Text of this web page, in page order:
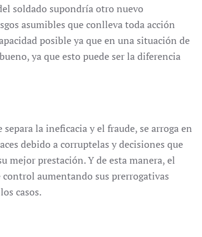
soldado supondría otro nuevo
asumibles que conlleva toda acción
posible ya que en una situación de
ya que esto puede ser la diferencia
la ineficacia y el fraude, se arroga en
debido a corruptelas y decisiones que
mejor prestación. Y de esta manera, el
aumentando sus prerrogativas
casos.